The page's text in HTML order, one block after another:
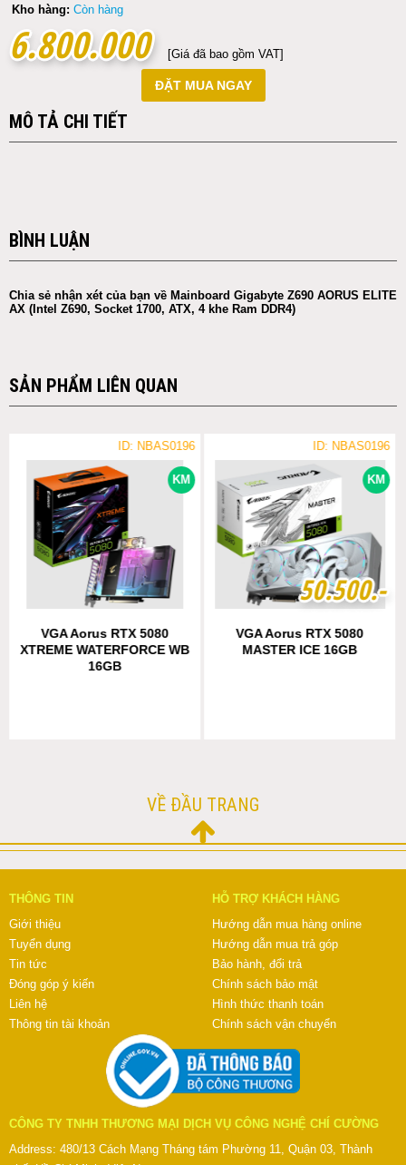
Kho hàng: Còn hàng
6.800.000
6.800.000 [Giá đã bao gồm VAT]
ĐẶT MUA NGAY
MÔ TẢ CHI TIẾT
BÌNH LUẬN
Chia sẻ nhận xét của bạn về Mainboard Gigabyte Z690 AORUS ELITE
AX (Intel Z690, Socket 1700, ATX, 4 khe Ram DDR4)
SẢN PHẨM LIÊN QUAN
KM
ID: NBAS0196
VGA Aorus RTX 5080
XTREME WATERFORCE WB
16GB
KM
ID: NBAS0196
50.500.-
50.500.-
VGA Aorus RTX 5080
MASTER ICE 16GB
VỀ ĐẦU TRANG
THÔNG TIN
Giới thiệu
Tuyển dụng
Tin tức
Đóng góp ý kiến
Liên hệ
Thông tin tài khoản
HỖ TRỢ KHÁCH HÀNG
Hướng dẫn mua hàng online
Hướng dẫn mua trả góp
Bảo hành, đổi trả
Chính sách bảo mật
Hình thức thanh toán
Chính sách vận chuyển
CÔNG TY TNHH THƯƠNG MẠI DỊCH VỤ CÔNG NGHỆ CHÍ CƯỜNG
Address: 480/13 Cách Mạng Tháng tám Phường 11, Quận 03, Thành